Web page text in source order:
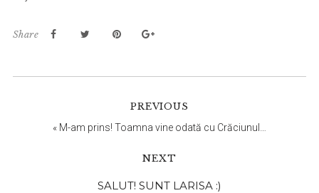
Share
PREVIOUS
« M-am prins! Toamna vine odată cu Crăciunul…
NEXT
SALUT! SUNT LARISA :)